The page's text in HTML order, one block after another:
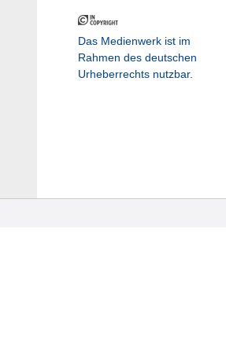
Das Medienwerk ist im
Rahmen des deutschen
Urheberrechts nutzbar.